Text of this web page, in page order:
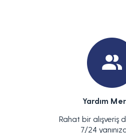
Yardım
Rahat bir alışveriş
7/24